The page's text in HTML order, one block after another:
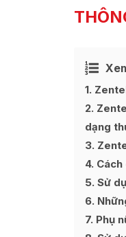
1
2
dạng
3
4
5 Sử
6
7 Phụ